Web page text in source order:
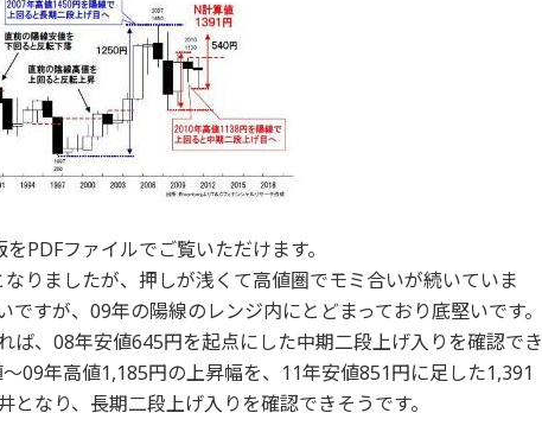
PDFファイルでご覧いただけます。
りましたが、押しが浅くて高値圏でモミ合いが続いていま
すが、09年の陽線のレンジ内にとどまっており底堅いです。
ば、08年安値645円を起点にした中期二段上げ入りを確認でき
09年高値1,185円の上昇幅を、11年安値851円に足した1,391
なり、長期二段上げ入りを確認できそうです。